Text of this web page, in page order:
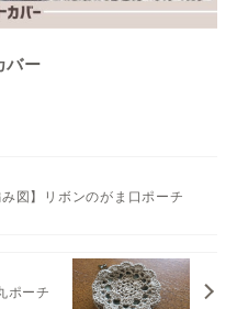
バー
み図】リボンのがま口ポーチ
ポーチ